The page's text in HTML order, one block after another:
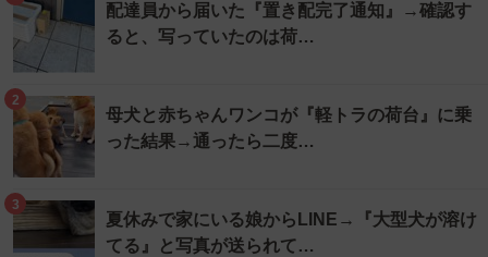
配達員から届いた『置き配完了通知』→確認す
ると、写っていたのは荷…
2
母犬と赤ちゃんワンコが『軽トラの荷台』に乗
った結果→通ったら二度…
3
夏休みで家にいる娘からLINE→『大型犬が溶け
てる』と写真が送られて…